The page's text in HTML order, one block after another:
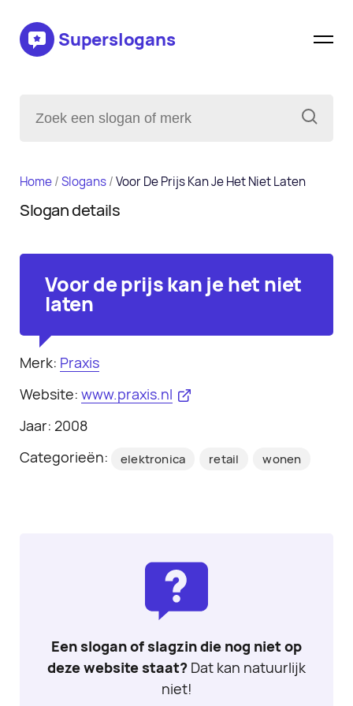
Superslogans
Home/Slogans/Voor De Prijs Kan Je Het Niet Laten
Slogan details
Voor de prijs kan je het niet
laten
Merk: Praxis
Website: www.praxis.nl
Jaar: 2008
Categorieën:
elektronica retail wonen
Een slogan of slagzin die nog niet op
deze website staat? Dat kan natuurlijk
niet!